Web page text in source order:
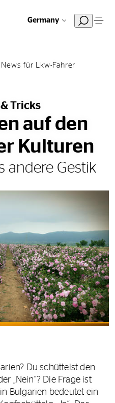
Germany
für Lkw-Fahrer
Tricks
auf den
Kulturen
andere Gestik
Du schüttelst den
„Nein“? Die Frage ist
Bulgarien bedeutet ein